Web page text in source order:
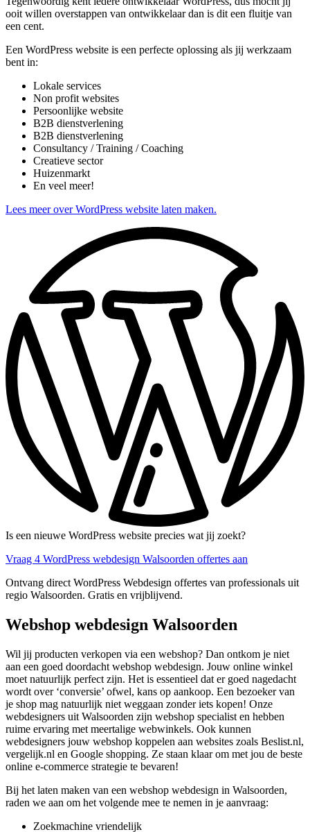
ooit willen overstappen van ontwikkelaar dan is dit een fluitje van
een cent.
Een WordPress website is een perfecte oplossing als jij werkzaam
bent in:
Lokale services
Non profit websites
Persoonlijke website
B2B dienstverlening
B2B dienstverlening
Consultancy / Training / Coaching
Creatieve sector
Huizenmarkt
En veel meer!
Lees meer over WordPress website laten maken.
Is een nieuwe WordPress website precies wat jij zoekt?
Vraag 4 WordPress webdesign Walsoorden offertes aan
Ontvang direct WordPress Webdesign offertes van professionals uit
regio Walsoorden. Gratis en vrijblijvend.
Webshop webdesign Walsoorden
Wil jij producten verkopen via een webshop? Dan ontkom je niet
aan een goed doordacht webshop webdesign. Jouw online winkel
moet natuurlijk perfect zijn. Het is essentieel dat er goed nagedacht
wordt over ‘conversie’ ofwel, kans op aankoop. Een bezoeker van
je shop mag natuurlijk niet weggaan zonder iets kopen! Onze
webdesigners uit Walsoorden zijn webshop specialist en hebben
ruime ervaring met meertalige webwinkels. Ook kunnen
webdesigners jouw webshop koppelen aan websites zoals Beslist.nl,
vergelijk.nl en Google shopping. Ze staan klaar om met jou de beste
online e-commerce strategie te bevaren!
Bij het laten maken van een webshop webdesign in Walsoorden,
raden we aan om het volgende mee te nemen in je aanvraag:
Zoekmachine vriendelijk